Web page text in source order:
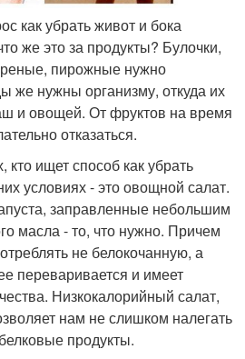
как убрать живот и бока
же это за продукты? Булочки,
пирожные нужно
же нужны организму, откуда их
и овощей. От фруктов на время
отказаться.
кто ищет способ как убрать
условиях - это овощной салат.
заправленные небольшим
масла - то, что нужно. Причем
не белокочанную, а
переваривается и имеет
Низкокалорийный салат,
нам не слишком налегать
продукты.